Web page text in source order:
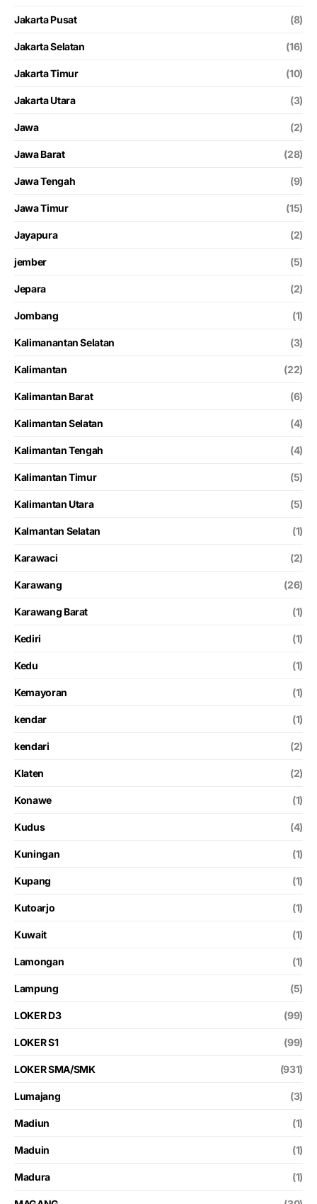
Jakarta Pusat (8)
Jakarta Selatan (16)
Jakarta Timur (10)
Jakarta Utara (3)
Jawa (2)
Jawa Barat (28)
Jawa Tengah (9)
Jawa Timur (15)
Jayapura (2)
jember (5)
Jepara (2)
Jombang (1)
Kalimanantan Selatan (3)
Kalimantan (22)
Kalimantan Barat (6)
Kalimantan Selatan (4)
Kalimantan Tengah (4)
Kalimantan Timur (5)
Kalimantan Utara (5)
Kalmantan Selatan (1)
Karawaci (2)
Karawang (26)
Karawang Barat (1)
Kediri (1)
Kedu (1)
Kemayoran (1)
kendar (1)
kendari (2)
Klaten (2)
Konawe (1)
Kudus (4)
Kuningan (1)
Kupang (1)
Kutoarjo (1)
Kuwait (1)
Lamongan (1)
Lampung (5)
LOKER D3 (99)
LOKER S1 (99)
LOKER SMA/SMK (931)
Lumajang (3)
Madiun (1)
Maduin (1)
Madura (1)